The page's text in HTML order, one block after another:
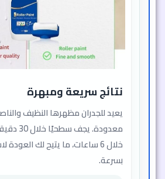
نتائج سريعة ومبهرة
يعيد للجدران مظهرها النظيف
معدودة.
خلال 6 ساعات، ما يتيح لك
بسرعة.